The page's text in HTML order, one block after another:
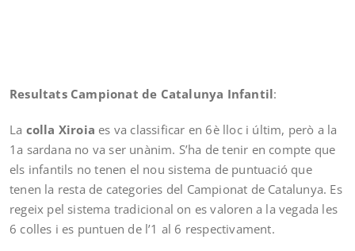
Resultats Campionat de Catalunya Infantil:
La colla Xiroia es va classificar en 6è lloc i últim, però a la
1a sardana no va ser unànim. S’ha de tenir en compte que
els infantils no tenen el nou sistema de puntuació que
tenen la resta de categories del Campionat de Catalunya. Es
regeix pel sistema tradicional on es valoren a la vegada les
6 colles i es puntuen de l’1 al 6 respectivament.